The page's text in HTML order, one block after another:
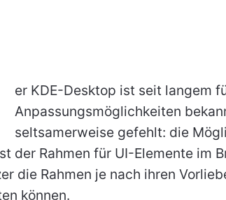
er KDE-Desktop ist seit langem
Anpassungsmöglichkeiten
seltsamerweise gefehlt: die
der Rahmen für UI-Elemente im
die Rahmen je nach ihren
können.